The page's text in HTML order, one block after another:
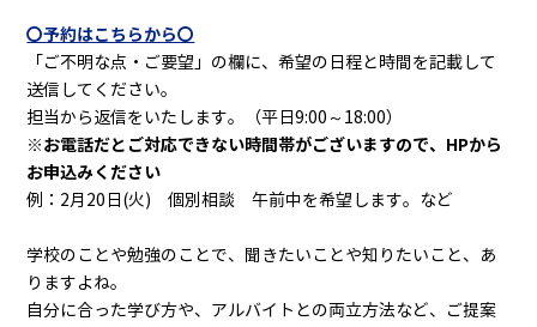
〇予約はこちらから〇
「ご不明な点・ご要望」の欄に、希望の日程と時間を記載して
送信してください。
担当から返信をいたします。（平日9:00～18:00）
※お電話だとご対応できない時間帯がございますので、HPから
お申込みください
例：2月20日(火) 個別相談 午前中を希望します。など
学校のことや勉強のことで、聞きたいことや知りたいこと、あ
りますよね。
自分に合った学び方や、アルバイトとの両立方法など、ご提案